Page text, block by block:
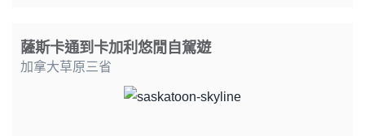
薩斯卡通到卡加利悠閒自駕遊
加拿大草原三省